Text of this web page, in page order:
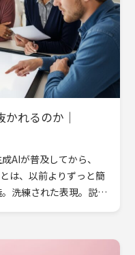
れるのか｜
AIが普及してから、
は、以前よりずっと簡
洗練された表現。説得